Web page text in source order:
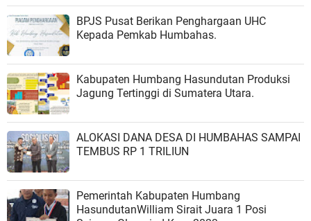
BPJS Pusat Berikan Penghargaan UHC
Kepada Pemkab Humbahas.
Kabupaten Humbang Hasundutan Produksi
Jagung Tertinggi di Sumatera Utara.
ALOKASI DANA DESA DI HUMBAHAS SAMPAI
TEMBUS RP 1 TRILIUN
Pemerintah Kabupaten Humbang
HasundutanWilliam Sirait Juara 1 Posi